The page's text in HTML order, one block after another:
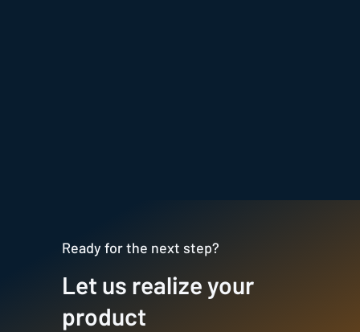
Ready for the next step?
Let us realize your
product